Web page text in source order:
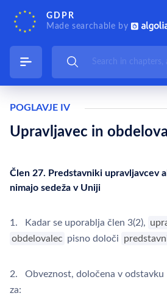
GDPR
Made searchable by
POGLAVJE IV
Upravljavec in
Člen 27. Predstavniki upravljavcev
nimajo sedeža v Uniji
1. Kadar se uporablja člen 3(2),
obdelovalec pisno določi
2. Obveznost, določena v odstavku
za: